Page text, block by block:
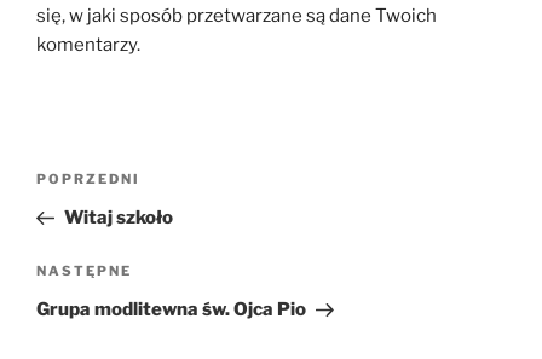
się, w jaki sposób przetwarzane są dane Twoich
komentarzy.
Nawigacja
Poprzedni
wpis
POPRZEDNI
Witaj szkoło
Następny
wpis
NASTĘPNE
Grupa modlitewna św. Ojca Pio